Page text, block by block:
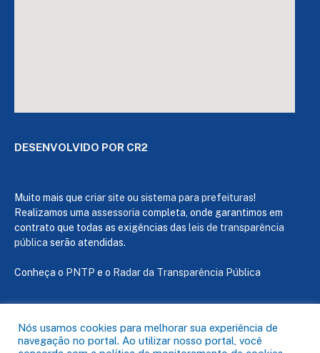
DESENVOLVIDO POR CR2
Muito mais que criar site ou sistema para prefeituras!
Realizamos uma assessoria completa, onde garantimos em
contrato que todas as exigências das leis de transparência
pública serão atendidas.
Conheça o PNTP e o Radar da Transparência Pública
Todos os direitos reservados a Câmara de Capanema
Nós usamos cookies para melhorar sua experiência de
navegação no portal. Ao utilizar nosso portal, você